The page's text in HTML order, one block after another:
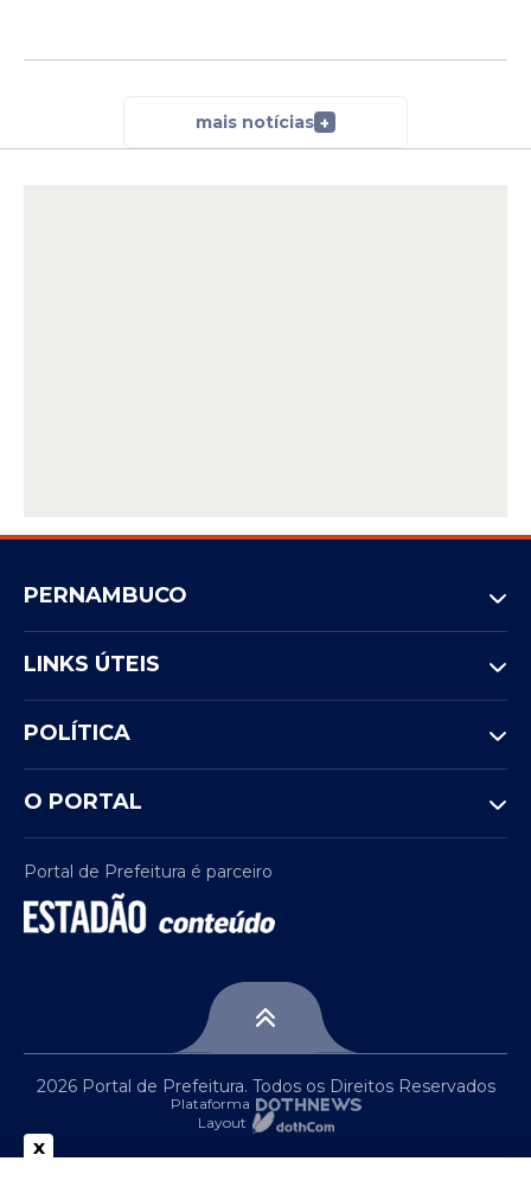
mais notícias +
PERNAMBUCO
LINKS ÚTEIS
POLÍTICA
O PORTAL
Portal de Prefeitura é parceiro
2026 Portal de Prefeitura. Todos os Direitos Reservados
Plataforma
Layout
x